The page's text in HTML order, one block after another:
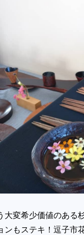
大変希少価値のある
ンもステキ！逗子市